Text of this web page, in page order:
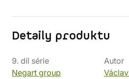
Detaily produktu
9. díl série
Negart group
Autor